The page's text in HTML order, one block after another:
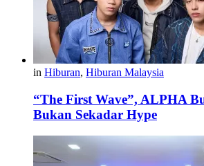
in Hiburan, Hiburan Malaysia
“The First Wave”, ALPHA
Bukan Sekadar Hype